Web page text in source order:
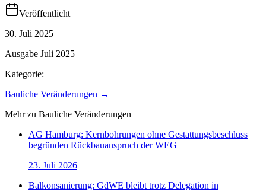
Veröffentlicht
30. Juli 2025
Ausgabe Juli 2025
Kategorie:
Bauliche Veränderungen →
Mehr zu Bauliche Veränderungen
AG Hamburg: Kernbohrungen ohne Gestattungsbeschluss
begründen Rückbauanspruch der WEG
23. Juli 2026
Balkonsanierung: GdWE bleibt trotz Delegation in